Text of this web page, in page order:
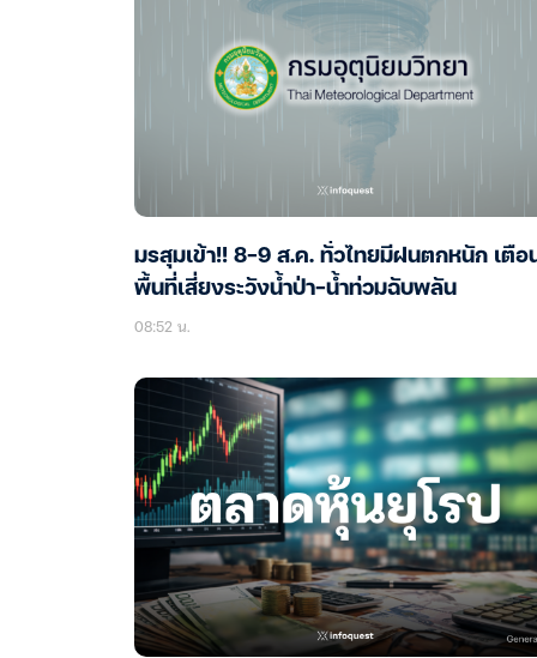
มรสุมเข้า!! 8-9 ส.ค. ทั่วไทยมีฝนตกหนัก เตือ
พื้นที่เสี่ยงระวังน้ำป่า-น้ำท่วมฉับพลัน
08:52 น.